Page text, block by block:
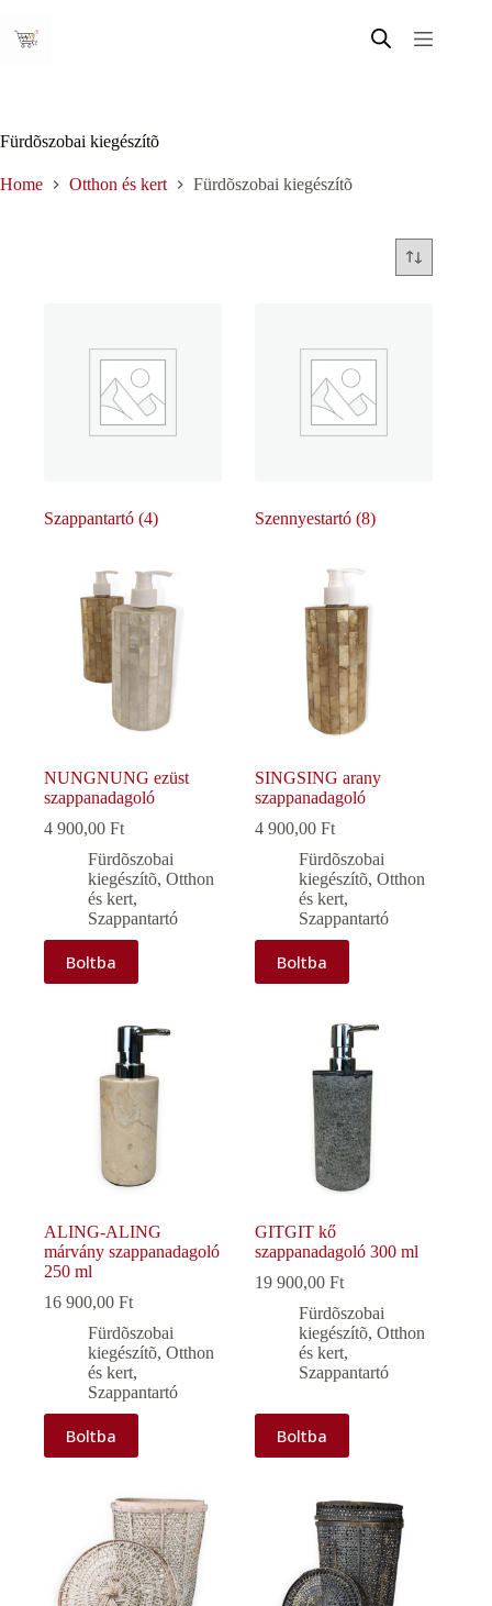
content
Fürdõszobai kiegészítõ
Home Otthon és kert Fürdõszobai kiegészítõ
Szappantartó (4) Szennyestartó(8)
NUNGNUNG ezüst
szappanadagoló
4 900,00 Ft
Fürdõszobai
kiegészítõ, Otthon
és kert,
Szappantartó
Boltba
SINGSING arany
szappanadagoló
4 900,00Ft
Fürdõszobai
kiegészítõ,Otthon
és kert,
Szappantartó
Boltba
ALING-ALING
márvány szappanadagoló
250 ml
16 900,00 Ft
Fürdõszobai
kiegészítõ, Otthon
és kert,
Szappantartó
Boltba
GITGIT kő
szappanadagoló 300 ml
19 900,00Ft
Fürdõszobai
kiegészítõ,Otthon
és kert,
Szappantartó
Boltba